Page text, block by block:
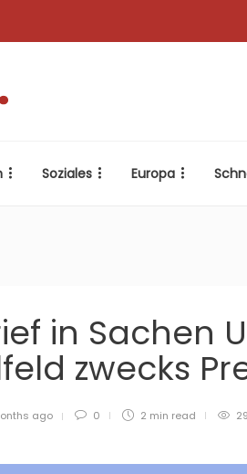
Soziales Europa
in Sachen
zwecks
ago 0 2 min read